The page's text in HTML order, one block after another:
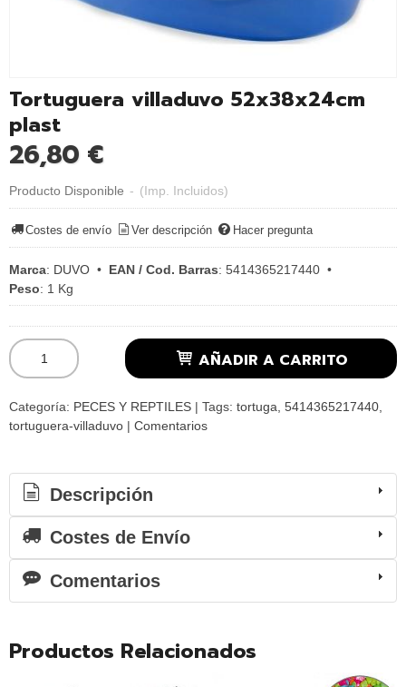
Tortuguera villaduvo 52x38x24cm
plast
26,80 €
Producto Disponible - (Imp. Incluidos)
Costes de envío Ver descripción Hacer pregunta
Marca: DUVO • EAN / Cod. Barras: 5414365217440 •
Peso: 1 Kg
AÑADIR A CARRITO
Categoría: PECES Y REPTILES | Tags: tortuga 5414365217440
tortuguera-villaduvo | Comentarios
Descripción
Costes de Envío
Comentarios
Productos Relacionados